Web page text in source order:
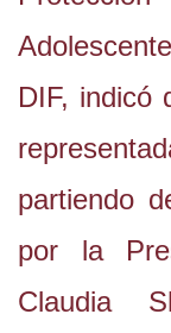
DIF, indicó
partiendo
por la
Claudia